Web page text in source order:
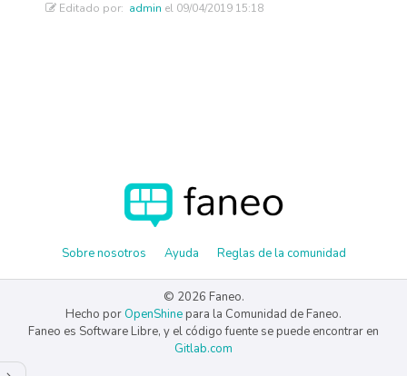
Editado por: admin el 09/04/2019 15:18
Sobre nosotros Ayuda Reglas de la comunidad
© 2026 Faneo.
Hecho por OpenShine para la Comunidad de Faneo.
Faneo es Software Libre, y el código fuente se puede encontrar en
Gitlab.com